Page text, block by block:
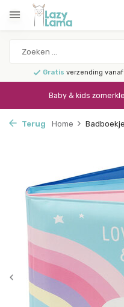
Gratis verzending
Baby & kids
Terug Home